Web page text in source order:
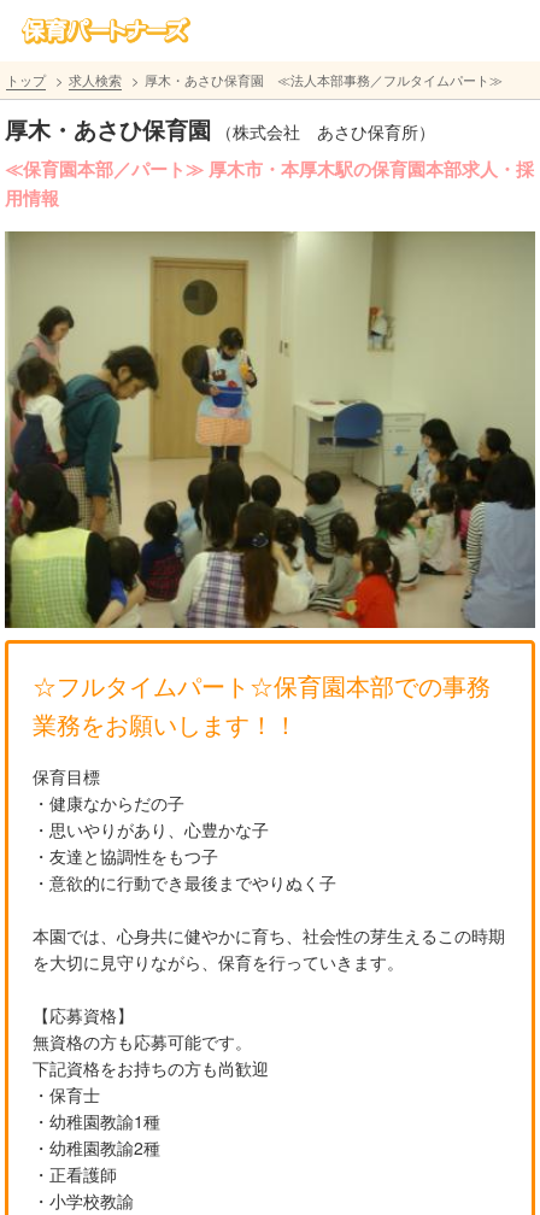
トップ 求人検索 厚木・あさひ保育園 ≪法人本部事務／フルタイムパート≫
厚木・あさひ保育園 （株式会社 あさひ保育所）
≪保育園本部／パート≫ 厚木市・本厚木駅の保育園本部求人・採
用情報
☆フルタイムパート☆保育園本部での事務
業務をお願いします！！
保育目標
・健康なからだの子
・思いやりがあり、心豊かな子
・友達と協調性をもつ子
・意欲的に行動でき最後までやりぬく子
本園では、心身共に健やかに育ち、社会性の芽生えるこの時期
を大切に見守りながら、保育を行っていきます。
【応募資格】
無資格の方も応募可能です。
下記資格をお持ちの方も尚歓迎
・保育士
・幼稚園教諭1種
・幼稚園教諭2種
・正看護師
・小学校教諭